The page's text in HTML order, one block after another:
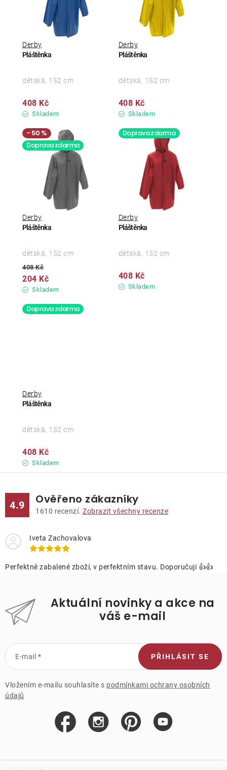
Pláštěnka
Derby
Skladem
408 Kč
dětská, 152 cm
Pláštěnka
Derby
Skladem
408 Kč
dětská, 152 cm
50 %
Doprava zdarma
Pláštěnka
Derby
Skladem
204 Kč
408 Kč
dětská, 152 cm
Doprava zdarma
Pláštěnka
Derby
Skladem
408 Kč
dětská, 152 cm
Doprava zdarma
Pláštěnka
Derby
Skladem
408 Kč
dětská, 152 cm
4.9 Ověřeno zákazníky
1610 recenzí. Zobrazit všechny recenze
Iveta Zachovalova
Perfektně zabalené zboží, v perfektním stavu. Doporučuji 👍👍
Aktuální novinky a akce na
váš e-mail
E-mail
Vložením e-mailu souhlasíte s podmínkami ochrany osobních
údajů
PŘIHLÁSIT SE
á